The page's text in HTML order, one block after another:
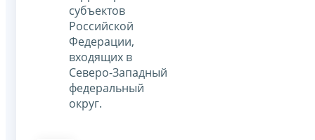
субъектов
Российской
Федерации,
входящих в
Северо-Западный
федеральный
округ.